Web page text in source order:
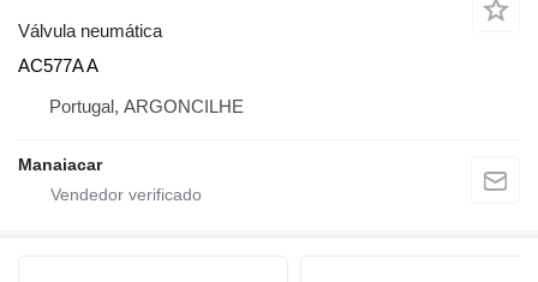
Válvula neumática
AC577A A
Portugal, ARGONCILHE
Manaiacar